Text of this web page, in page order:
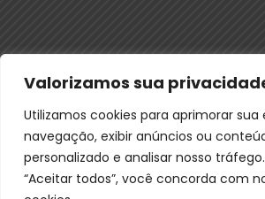
Valorizamos sua
Utilizamos cookies para aprimorar sua
navegação, exibir anúncios ou
personalizado e analisar nosso
“Aceitar todos”, você concorda com
Sábado 27°